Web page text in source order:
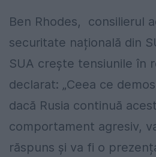
Ben Rhodes, consilierul
securitate națională din
SUA crește tensiunile în
declarat: „Ceea ce
dacă Rusia continuă
comportament agresiv,
răspuns și va fi o